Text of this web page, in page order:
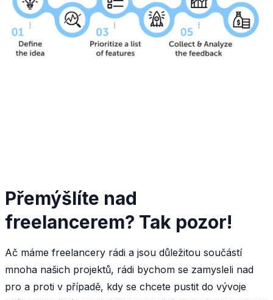
Přemýšlíte nad
freelancerem? Tak pozor!
Ač máme freelancery rádi a jsou důležitou součástí
mnoha našich projektů, rádi bychom se zamysleli nad
pro a proti v případě, kdy se chcete pustit do vývoje